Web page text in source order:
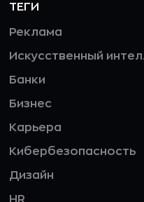
ТЕГИ
Реклама
Искусственный
Банки
Бизнес
Карьера
Кибербезопасность
Дизайн
HR